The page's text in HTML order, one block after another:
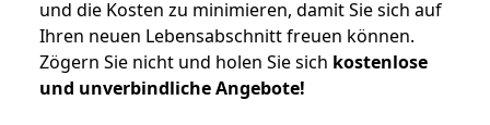
und die Kosten zu minimieren, damit Sie sich auf
Ihren neuen Lebensabschnitt freuen können.
Zögern Sie nicht und holen Sie sich kostenlose
und unverbindliche Angebote!